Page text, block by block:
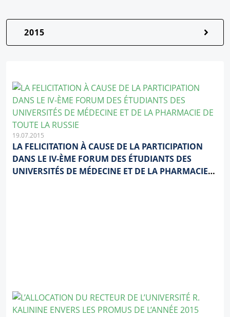
2015
19.07.2015
LA FELICITATION À CAUSE DE LA PARTICIPATION
DANS LE IV-ÈME FORUM DES ÉTUDIANTS DES
UNIVERSITÉS DE MÉDECINE ET DE LA PHARMACIE